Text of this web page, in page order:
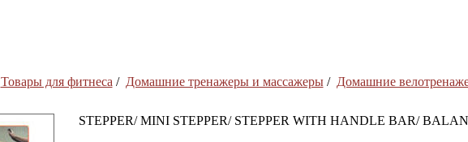
Товары для фитнеса / Домашние тренажеры и массажеры/ Домашние
STEPPER/ MINI STEPPER/ STEPPER WITH HANDLE BAR/